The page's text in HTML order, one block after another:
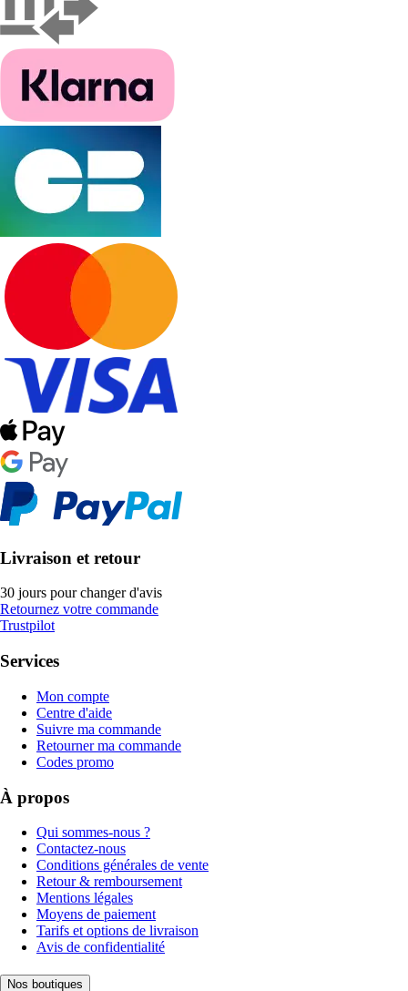
Livraison et retour
30 jours pour changer d'avis
Retournez votre commande
Trustpilot
Services
Mon compte
Centre d'aide
Suivre ma commande
Retourner ma commande
Codes promo
À propos
Qui sommes-nous ?
Contactez-nous
Conditions générales de vente
Retour & remboursement
Mentions légales
Moyens de paiement
Tarifs et options de livraison
Avis de confidentialité
Nos boutiques